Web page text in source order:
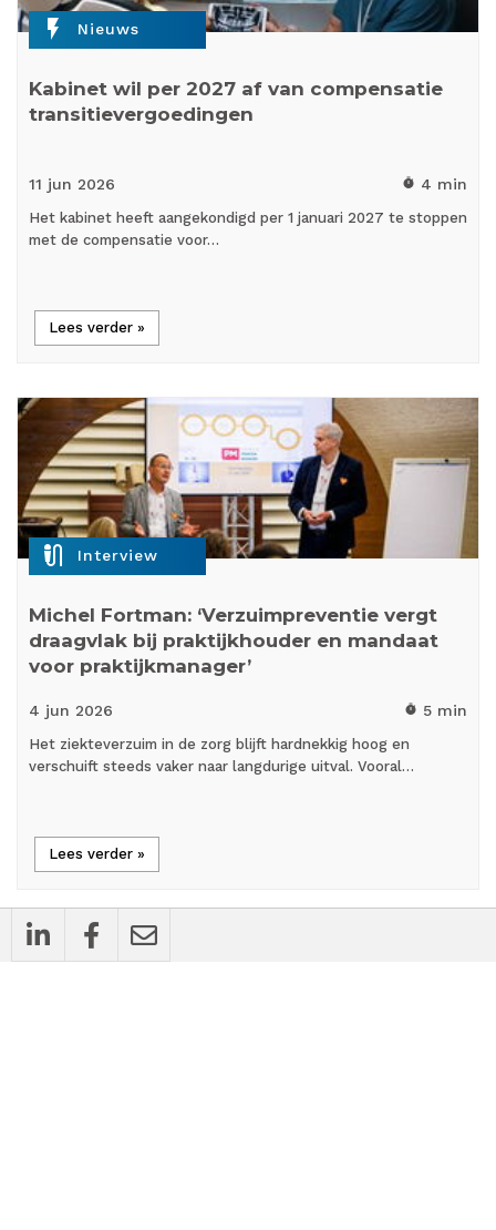
flash_on Nieuws
Kabinet wil per 2027 af van compensatie
transitievergoedingen
11 jun 2026 timer 4 min
Het kabinet heeft aangekondigd per 1 januari 2027 te stoppen
met de compensatie voor…
Lees verder »
mic_external_on Interview
Michel Fortman: ‘Verzuimpreventie vergt
draagvlak bij praktijkhouder en mandaat
voor praktijkmanager’
4 jun 2026 timer 5 min
Het ziekteverzuim in de zorg blijft hardnekkig hoog en
verschuift steeds vaker naar langdurige uitval. Vooral…
Lees verder »